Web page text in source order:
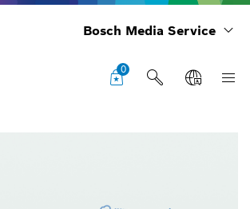
Bosch Media Service
0